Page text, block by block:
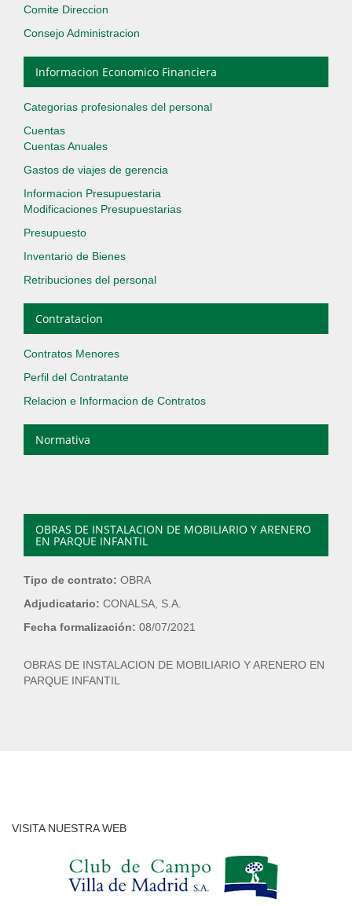
Comite Direccion
Consejo Administracion
Informacion Economico Financiera
Categorias profesionales del personal
Cuentas
Cuentas Anuales
Gastos de viajes de gerencia
Informacion Presupuestaria
Modificaciones Presupuestarias
Presupuesto
Inventario de Bienes
Retribuciones del personal
Contratacion
Contratos Menores
Perfil del Contratante
Relacion e Informacion de Contratos
Normativa
OBRAS DE INSTALACION DE MOBILIARIO Y ARENERO
EN PARQUE INFANTIL
Tipo de contrato: OBRA
Adjudicatario: CONALSA, S.A.
Fecha formalización: 08/07/2021
OBRAS DE INSTALACION DE MOBILIARIO Y ARENERO EN
PARQUE INFANTIL
VISITA NUESTRA WEB